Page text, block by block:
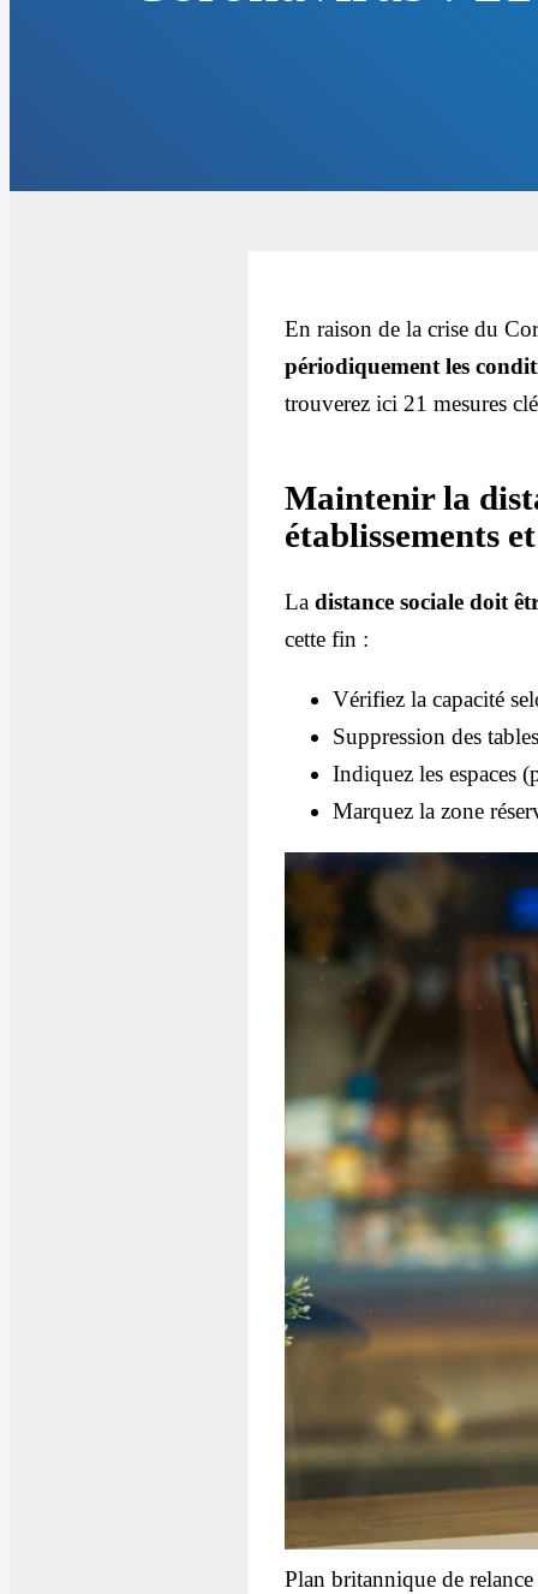
En raison de la crise du
périodiquement les
trouverez ici 21 mesures
Maintenir la
établissements
Ladistance sociale doit
cette fin :
Vérifiez la capacité
Suppression des
Indiquez les espaces
Marquez la zone
Plan britannique de